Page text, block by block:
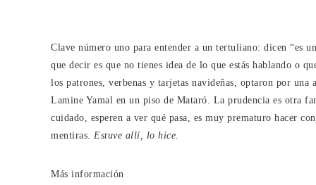
Clave número uno para entender a un tertuliano: dicen “es
que decir es que no tienes idea de lo que estás hablando o
los patrones, verbenas y tarjetas navideñas, optaron por
Lamine Yamal en un piso de Mataró. La prudencia es otra
cuidado, esperen a ver qué pasa, es muy prematuro hacer
mentiras. Estuve allí, lo hice.
Más información